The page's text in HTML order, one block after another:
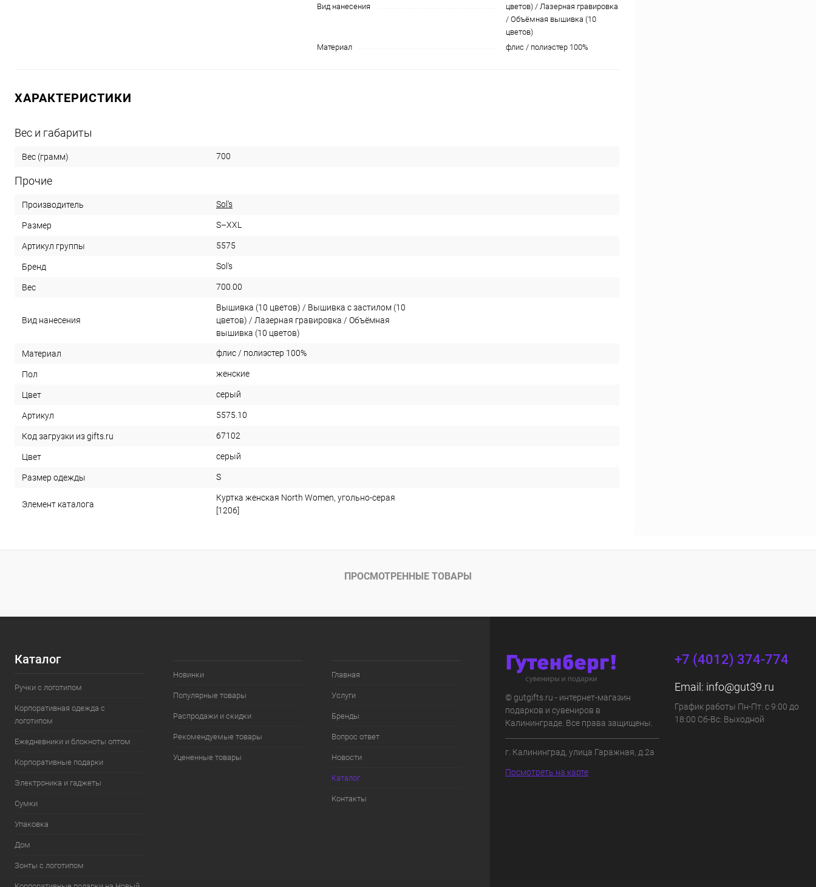
Вид нанесения
цветов) / Лазерная гравировка
/ Объёмная вышивка (10
цветов)
Материал
флис / полиэстер 100%
ХАРАКТЕРИСТИКИ
Вес и габариты
Вес (грамм) 700
Прочие
Производитель Sol's
Размер S–XXL
Артикул группы 5575
Бренд Sol's
Вес 700.00
Вид нанесения
Вышивка (10 цветов) / Вышивка с застилом (10
цветов) / Лазерная гравировка / Объёмная
вышивка (10 цветов)
Материал флис / полиэстер 100%
Пол женские
Цвет серый
Артикул 5575.10
Код загрузки из gifts.ru 67102
Цвет серый
Размер одежды S
Элемент каталога
Куртка женская North Women, угольно-серая
[1206]
ПРОСМОТРЕННЫЕ ТОВАРЫ
Каталог
Ручки с логотипом
Корпоративная одежда с
логотипом
Ежедневники и блокноты оптом
Корпоративные подарки
Электроника и гаджеты
Сумки
Упаковка
Дом
Зонты с логотипом
Новинки
Популярные товары
Распродажи и скидки
Рекомендуемые товары
Уцененные товары
Главная
Услуги
Бренды
Вопрос ответ
Новости
Каталог
Контакты
© gutgifts.ru - интернет-магазин
подарков и сувениров в
Калининграде. Все права защищены.
г. Калининград, улица Гаражная, д.2а
Посмотреть на карте
+7 (4012) 374-774
Email: info@gut39.ru
График работы Пн-Пт: с 9:00 до
18:00 Сб-Вс: Выходной